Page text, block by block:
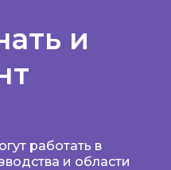
и
работать в
и области